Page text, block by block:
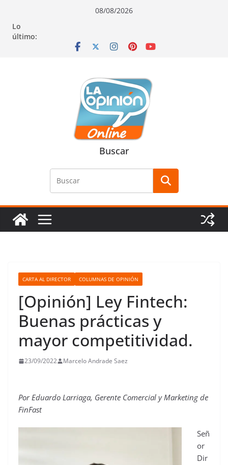
contenido
navegación
contenido
08/08/2026
Lo
último:
Buscar
CARTA AL DIRECTOR COLUMNAS DE OPINIÓN
[Opinión] Ley Fintech:
Buenas prácticas y
mayor competitividad.
23/09/2022 Marcelo Andrade Saez
Por Eduardo Larriaga, Gerente Comercial y Marketing de
FinFast
Señ
or
Dir